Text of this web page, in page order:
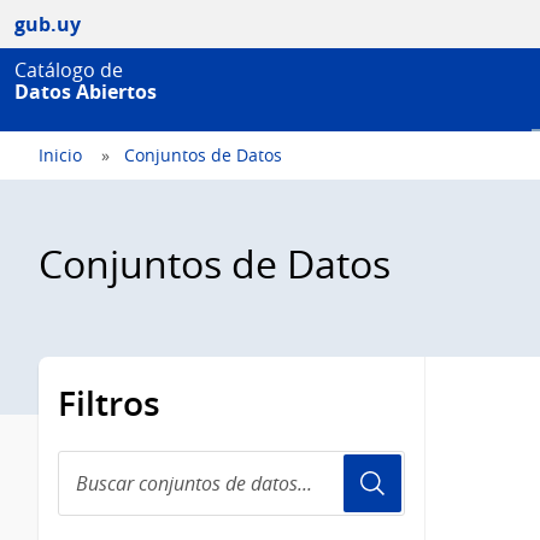
gub.uy
Catálogo de
Datos Abiertos
Inicio Conjuntos de Datos
Conjuntos de Datos
Filtros
conjuntos
de